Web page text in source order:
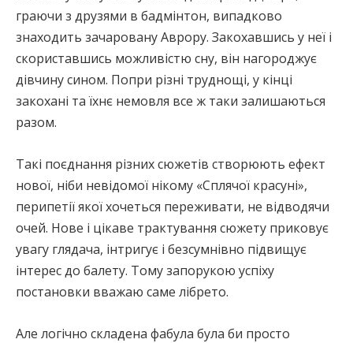
граючи з друзями в бадмінтон, випадково
знаходить зачаровану Аврору. Закохавшись у неї і
скориставшись можливістю сну, він нагороджує
дівчину сином. Попри різні труднощі, у кінці
закохані та їхнє немовля все ж таки залишаються
разом.
Такі поєднання різних сюжетів створюють ефект
нової, ніби невідомої нікому «Сплячої красуні»,
перипетії якої хочеться переживати, не відводячи
очей. Нове і цікаве трактування сюжету приковує
увагу глядача, інтригує і безсумнівно підвищує
інтерес до балету. Тому запорукою успіху
постановки вважаю саме лібрето.
Але логічно складена фабула була би просто